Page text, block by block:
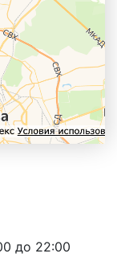
до 22:00